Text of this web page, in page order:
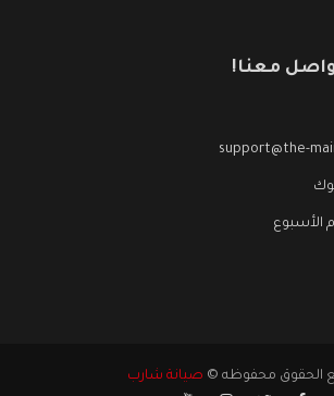
معنا!
support@the-
الأسبوع
الحقوق محفوظه © صيانة شارب